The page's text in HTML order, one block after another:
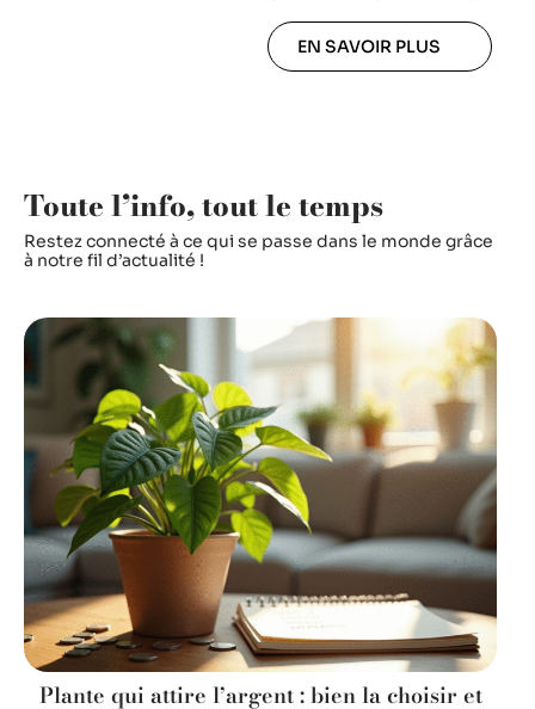
EN SAVOIR PLUS
Toute l’info, tout le temps
Restez connecté à ce qui se passe dans le monde grâce
à notre fil d’actualité !
Plante qui attire l’argent : bien la choisir et